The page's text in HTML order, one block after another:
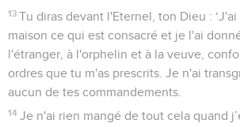
13 Tu diras devant l'Eternel, ton Dieu :
maison ce qui est consacré et je l'ai
l'étranger, à l'orphelin et à la veuve,
ordres que tu m'as prescrits. Je n'ai
aucun de tes commandements.
14 Je n'ai rien mangé de tout cela quand